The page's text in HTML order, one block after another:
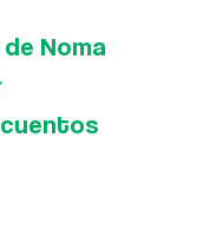
Noma